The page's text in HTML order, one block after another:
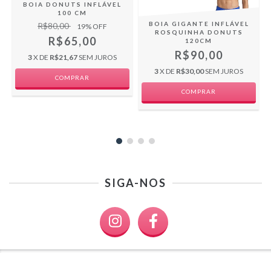
BOIA DONUTS INFLÁVEL
100 CM
R$80,00 19% OFF
R$65,00
3X DE R$21,67SEM JUROS
COMPRAR
BOIA GIGANTE INFLÁVEL
ROSQUINHA DONUTS
120CM
R$90,00
3X DE R$30,00SEM JUROS
COMPRAR
SIGA-NOS